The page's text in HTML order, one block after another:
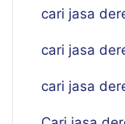
cari jasa
cari jasa
cari jasa